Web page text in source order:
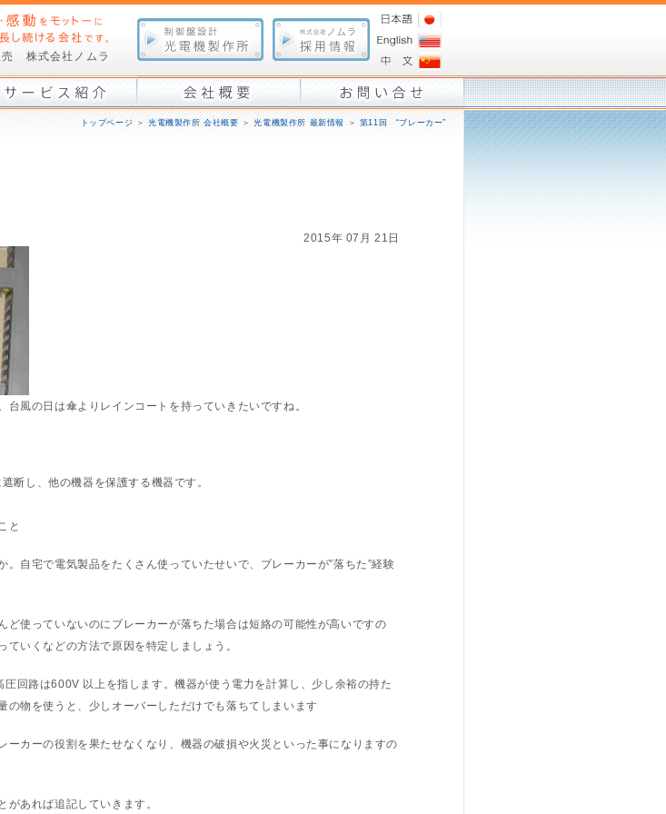
売 株式会社ノムラ
トップページ ＞ 光電機製作所 会社概要 ＞光電機製作所 最新情報 ＞ 第11回 “ブレーカー”
2015年 07月 21日
風の日は傘よりレインコートを持っていきたいですね。
断し、他の機器を保護する機器です。
と
自宅で電気製品をたくさん使っていたせいで、ブレーカーが”落ちた”経験
ど使っていないのにブレーカーが落ちた場合は短絡の可能性が高いですの
いくなどの方法で原因を特定しましょう。
回路は600V 以上を指します。機器が使う電力を計算し、少し余裕の持た
物を使うと、少しオーバーしただけでも落ちてしまいます
カーの役割を果たせなくなり、機器の破損や火災といった事になりますの
あれば追記していきます。